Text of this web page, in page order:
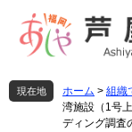
先
頭
を
飛
現在地 ホーム > 組織
湾施設（1号
ディング調査